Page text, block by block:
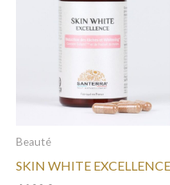
Beauté
SKIN WHITE EXCELLENCE